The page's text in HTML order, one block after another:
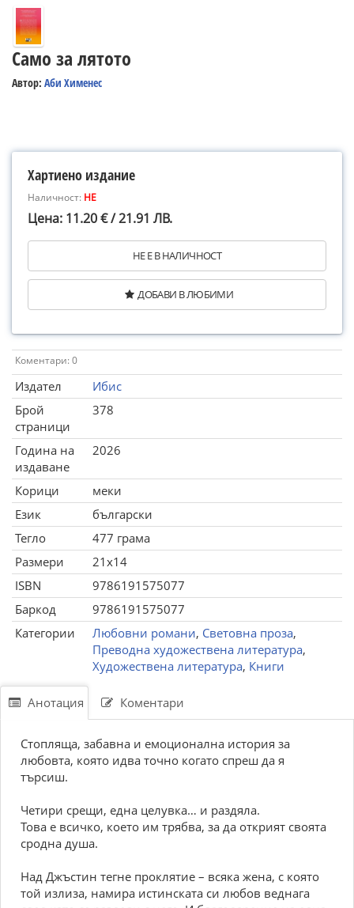
Само за лятото
Автор: Аби Хименес
Хартиено издание
Наличност: НЕ
Цена: 11.20 € / 21.91 ЛВ.
НЕ Е В НАЛИЧНОСТ
ДОБАВИ В ЛЮБИМИ
Коментари: 0
Издател
Ибис
Брой
страници
378
Година на
издаване
2026
Корици
меки
Език
български
Тегло
477 грама
Размери
21x14
ISBN
9786191575077
Баркод
9786191575077
Категории
Любовни романи, Световна проза,
Преводна художествена литература,
Художествена литература, Книги
Анотация Коментари
Стопляща, забавна и емоционална история за
любовта, която идва точно когато спреш да я
търсиш.
Четири срещи, една целувка… и раздяла.
Това е всичко, което им трябва, за да открият своята
сродна душа.
Над Джъстин тегне проклятие – всяка жена, с която
той излиза, намира истинската си любов веднага